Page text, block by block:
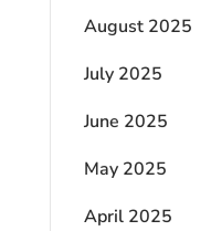
August 2025
July 2025
June 2025
May 2025
April 2025